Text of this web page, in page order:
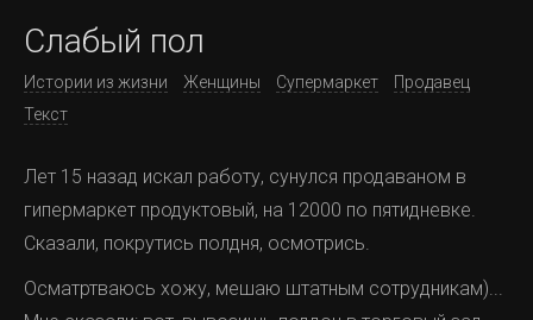
Слабый пол
Истории из жизни Женщины Супермаркет
Продавец
Текст
Лет 15 назад искал работу, сунулся продаваном в
гипермаркет продуктовый, на 12000 по пятидневке.
Сказали, покрутись полдня, осмотрись.
Осматртваюсь хожу, мешаю штатным сотрудникам)...